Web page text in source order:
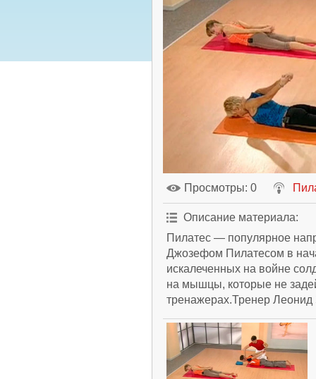
Просмотры: 0
Описание материала:
Пилатес — популярное
Джозефом Пилатесом в
искалеченных на войне
на мышцы, которые не
тренажерах.Тренер